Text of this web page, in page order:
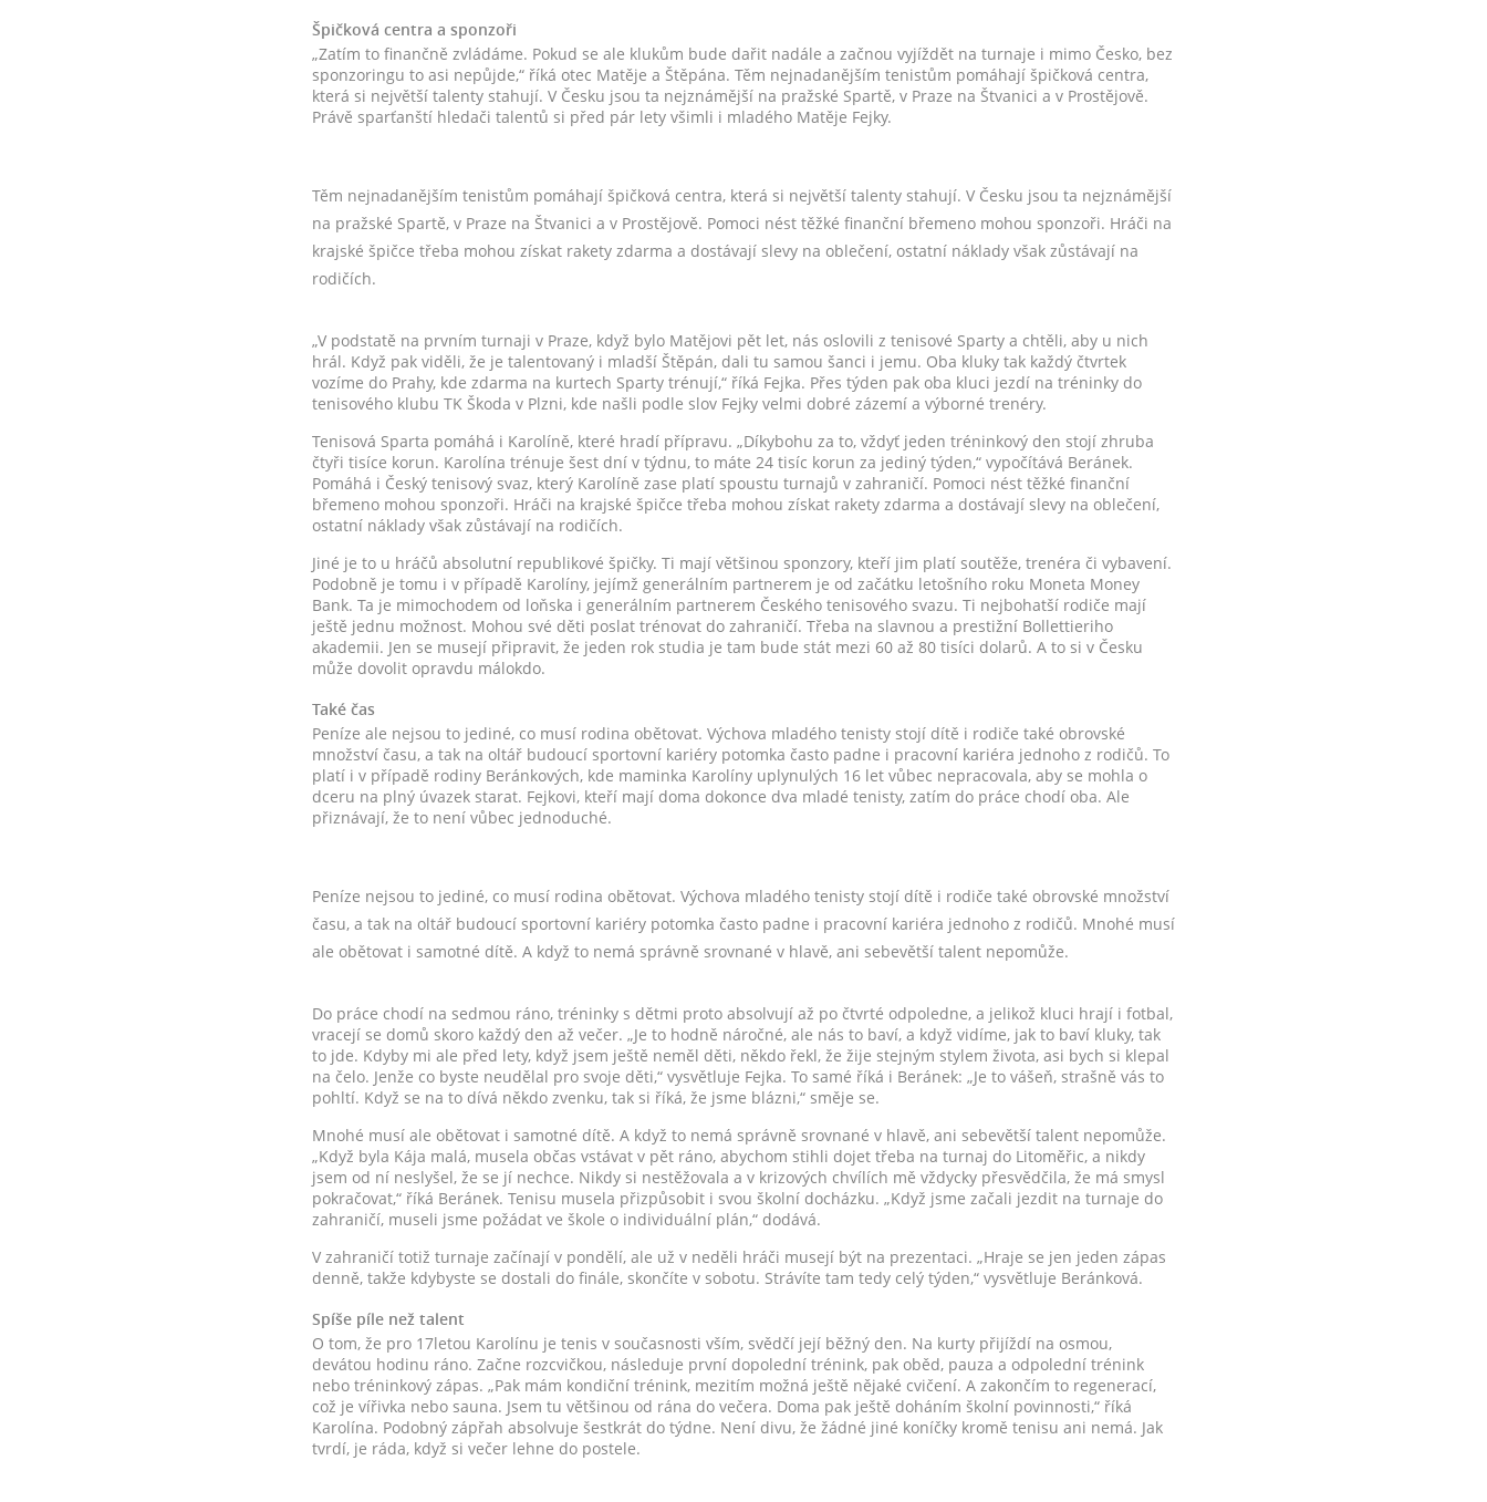
Špičková centra a sponzoři
„Zatím to finančně zvládáme. Pokud se ale klukům bude dařit nadále a začnou vyjíždět na turnaje i mimo Česko, bez
sponzoringu to asi nepůjde,“ říká otec Matěje a Štěpána. Těm nejnadanějším tenistům pomáhají špičková centra,
která si největší talenty stahují. V Česku jsou ta nejznámější na pražské Spartě, v Praze na Štvanici a v Prostějově.
Právě sparťanští hledači talentů si před pár lety všimli i mladého Matěje Fejky.
Těm nejnadanějším tenistům pomáhají špičková centra, která si největší talenty stahují. V Česku jsou ta nejznámější
na pražské Spartě, v Praze na Štvanici a v Prostějově. Pomoci nést těžké finanční břemeno mohou sponzoři. Hráči na
krajské špičce třeba mohou získat rakety zdarma a dostávají slevy na oblečení, ostatní náklady však zůstávají na
rodičích.
„V podstatě na prvním turnaji v Praze, když bylo Matějovi pět let, nás oslovili z tenisové Sparty a chtěli, aby u nich
hrál. Když pak viděli, že je talentovaný i mladší Štěpán, dali tu samou šanci i jemu. Oba kluky tak každý čtvrtek
vozíme do Prahy, kde zdarma na kurtech Sparty trénují,“ říká Fejka. Přes týden pak oba kluci jezdí na tréninky do
tenisového klubu TK Škoda v Plzni, kde našli podle slov Fejky velmi dobré zázemí a výborné trenéry.
Tenisová Sparta pomáhá i Karolíně, které hradí přípravu. „Díkybohu za to, vždyť jeden tréninkový den stojí zhruba
čtyři tisíce korun. Karolína trénuje šest dní v týdnu, to máte 24 tisíc korun za jediný týden,“ vypočítává Beránek.
Pomáhá i Český tenisový svaz, který Karolíně zase platí spoustu turnajů v zahraničí. Pomoci nést těžké finanční
břemeno mohou sponzoři. Hráči na krajské špičce třeba mohou získat rakety zdarma a dostávají slevy na oblečení,
ostatní náklady však zůstávají na rodičích.
Jiné je to u hráčů absolutní republikové špičky. Ti mají většinou sponzory, kteří jim platí soutěže, trenéra či vybavení.
Podobně je tomu i v případě Karolíny, jejímž generálním partnerem je od začátku letošního roku Moneta Money
Bank. Ta je mimochodem od loňska i generálním partnerem Českého tenisového svazu. Ti nejbohatší rodiče mají
ještě jednu možnost. Mohou své děti poslat trénovat do zahraničí. Třeba na slavnou a prestižní Bollettieriho
akademii. Jen se musejí připravit, že jeden rok studia je tam bude stát mezi 60 až 80 tisíci dolarů. A to si v Česku
může dovolit opravdu málokdo.
Také čas
Peníze ale nejsou to jediné, co musí rodina obětovat. Výchova mladého tenisty stojí dítě i rodiče také obrovské
množství času, a tak na oltář budoucí sportovní kariéry potomka často padne i pracovní kariéra jednoho z rodičů. To
platí i v případě rodiny Beránkových, kde maminka Karolíny uplynulých 16 let vůbec nepracovala, aby se mohla o
dceru na plný úvazek starat. Fejkovi, kteří mají doma dokonce dva mladé tenisty, zatím do práce chodí oba. Ale
přiznávají, že to není vůbec jednoduché.
Peníze nejsou to jediné, co musí rodina obětovat. Výchova mladého tenisty stojí dítě i rodiče také obrovské množství
času, a tak na oltář budoucí sportovní kariéry potomka často padne i pracovní kariéra jednoho z rodičů. Mnohé musí
ale obětovat i samotné dítě. A když to nemá správně srovnané v hlavě, ani sebevětší talent nepomůže.
Do práce chodí na sedmou ráno, tréninky s dětmi proto absolvují až po čtvrté odpoledne, a jelikož kluci hrají i fotbal,
vracejí se domů skoro každý den až večer. „Je to hodně náročné, ale nás to baví, a když vidíme, jak to baví kluky, tak
to jde. Kdyby mi ale před lety, když jsem ještě neměl děti, někdo řekl, že žije stejným stylem života, asi bych si klepal
na čelo. Jenže co byste neudělal pro svoje děti,“ vysvětluje Fejka. To samé říká i Beránek: „Je to vášeň, strašně vás to
pohltí. Když se na to dívá někdo zvenku, tak si říká, že jsme blázni,“ směje se.
Mnohé musí ale obětovat i samotné dítě. A když to nemá správně srovnané v hlavě, ani sebevětší talent nepomůže.
„Když byla Kája malá, musela občas vstávat v pět ráno, abychom stihli dojet třeba na turnaj do Litoměřic, a nikdy
jsem od ní neslyšel, že se jí nechce. Nikdy si nestěžovala a v krizových chvílích mě vždycky přesvědčila, že má smysl
pokračovat,“ říká Beránek. Tenisu musela přizpůsobit i svou školní docházku. „Když jsme začali jezdit na turnaje do
zahraničí, museli jsme požádat ve škole o individuální plán,“ dodává.
V zahraničí totiž turnaje začínají v pondělí, ale už v neděli hráči musejí být na prezentaci. „Hraje se jen jeden zápas
denně, takže kdybyste se dostali do finále, skončíte v sobotu. Strávíte tam tedy celý týden,“ vysvětluje Beránková.
Spíše píle než talent
O tom, že pro 17letou Karolínu je tenis v současnosti vším, svědčí její běžný den. Na kurty přijíždí na osmou,
devátou hodinu ráno. Začne rozcvičkou, následuje první dopolední trénink, pak oběd, pauza a odpolední trénink
nebo tréninkový zápas. „Pak mám kondiční trénink, mezitím možná ještě nějaké cvičení. A zakončím to regenerací,
což je vířivka nebo sauna. Jsem tu většinou od rána do večera. Doma pak ještě doháním školní povinnosti,“ říká
Karolína. Podobný zápřah absolvuje šestkrát do týdne. Není divu, že žádné jiné koníčky kromě tenisu ani nemá. Jak
tvrdí, je ráda, když si večer lehne do postele.